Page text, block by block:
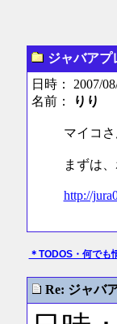
ジャバアプ
日時： 2007/
名前：
りり
マイコ
まずは
http://
＊TODOS・何でも
Re: ジャバ